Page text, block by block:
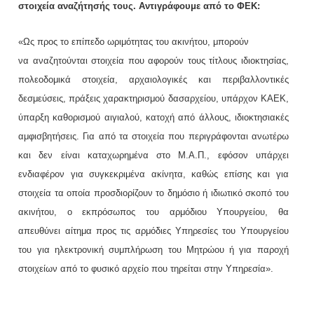
στοιχεία αναζήτησής τους. Αντιγράφουμε από το ΦΕΚ:
«Ως προς το επίπεδο ωριμότητας του ακινήτου, μπορούν
να αναζητούνται στοιχεία που αφορούν τους τίτλους ιδιοκτησίας,
πολεοδομικά στοιχεία, αρχαιολογικές και περιβαλλοντικές
δεσμεύσεις, πράξεις χαρακτηρισμού δασαρχείου, υπάρχον ΚΑΕΚ,
ύπαρξη καθορισμού αιγιαλού, κατοχή από άλλους, ιδιοκτησιακές
αμφισβητήσεις. Για από τα στοιχεία που περιγράφονται ανωτέρω
και δεν είναι καταχωρημένα στο Μ.Α.Π., εφόσον υπάρχει
ενδιαφέρον για συγκεκριμένα ακίνητα, καθώς επίσης και για
στοιχεία τα οποία προσδιορίζουν το δημόσιο ή ιδιωτικό σκοπό του
ακινήτου, ο εκπρόσωπος του αρμόδιου Υπουργείου, θα
απευθύνει αίτημα προς τις αρμόδιες Υπηρεσίες του Υπουργείου
του για ηλεκτρονική συμπλήρωση του Μητρώου ή για παροχή
στοιχείων από το φυσικό αρχείο που τηρείται στην Υπηρεσία».